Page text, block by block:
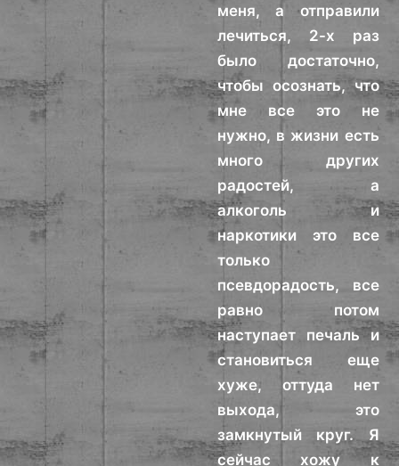
меня, а отправили
лечиться, 2-х раз
было достаточно,
чтобы осознать, что
мне все это не
нужно, в жизни есть
много других
радостей, а
алкоголь и
наркотики это все
только
псевдорадость, все
равно потом
наступает печаль и
становиться еще
хуже, оттуда нет
выхода, это
замкнутый круг. Я
сейчас хожу к